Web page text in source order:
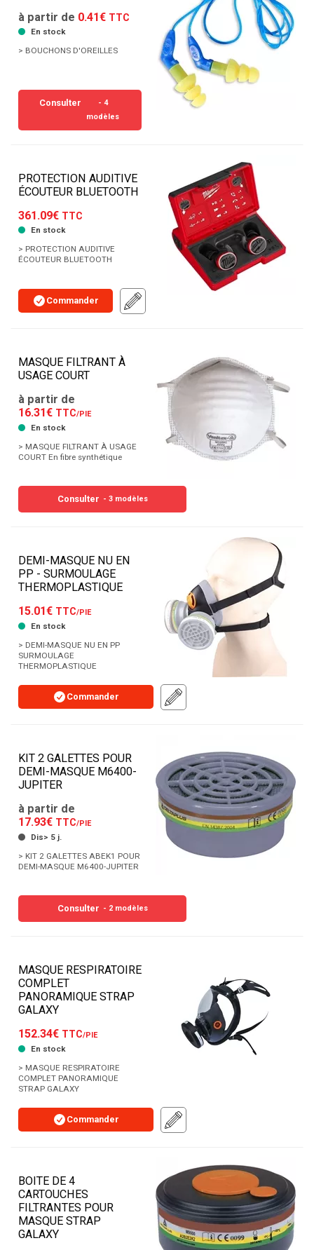
à partir de 0.41€ TTC
En stock
> BOUCHONS D'OREILLES
Consulter
- 4
modèles
PROTECTION AUDITIVE
ÉCOUTEUR BLUETOOTH
361.09€ TTC
En stock
> PROTECTION AUDITIVE
ÉCOUTEUR BLUETOOTH
Commander
MASQUE FILTRANT À
USAGE COURT
à partir de
16.31€ TTC/PIE
En stock
> MASQUE FILTRANT À USAGE
COURT En fibre synthétique
Consulter - 3 modèles
DEMI-MASQUE NU EN
PP - SURMOULAGE
THERMOPLASTIQUE
15.01€ TTC/PIE
En stock
> DEMI-MASQUE NU EN PP
SURMOULAGE
THERMOPLASTIQUE
Commander
KIT 2 GALETTES POUR
DEMI-MASQUE M6400-
JUPITER
à partir de
17.93€ TTC/PIE
Dis> 5 j.
> KIT 2 GALETTES ABEK1 POUR
DEMI-MASQUE M6400-JUPITER
Consulter - 2 modèles
MASQUE RESPIRATOIRE
COMPLET
PANORAMIQUE STRAP
GALAXY
152.34€ TTC/PIE
En stock
> MASQUE RESPIRATOIRE
COMPLET PANORAMIQUE
STRAP GALAXY
Commander
BOITE DE 4
CARTOUCHES
FILTRANTES POUR
MASQUE STRAP
GALAXY